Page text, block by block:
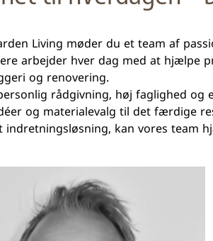
Marmor look
Living møder du et team af
arbejder hver dag med at hjælpe
og renovering.
rådgivning, høj faglighed og
og materialevalg til det færdige
indretningsløsning, kan vores team